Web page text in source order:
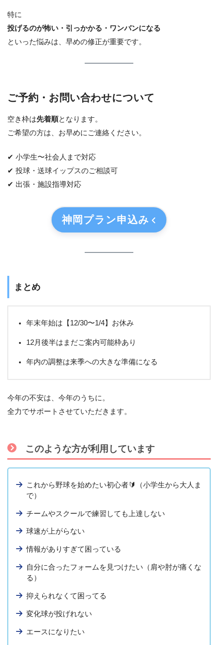
特に
投げるのが怖い・引っかかる・ワンバンになる
といった悩みは、早めの修正が重要です。
ご予約・お問い合わせについて
空き枠は先着順となります。
ご希望の方は、お早めにご連絡ください。
✔ 小学生〜社会人まで対応
✔ 投球・送球イップスのご相談可
✔ 出張・施設指導対応
神岡プラン申込み
まとめ
年末年始は【12/30〜1/4】お休み
12月後半はまだご案内可能枠あり
年内の調整は来季への大きな準備になる
今年の不安は、今年のうちに。
全力でサポートさせていただきます。
このような方が利用しています
これから野球を始めたい初心者🔰（小学生から大人ま
で）
チームやスクールで練習しても上達しない
球速が上がらない
情報がありすぎて困っている
自分に合ったフォームを見つけたい（肩や肘が痛くな
る）
抑えられなくて困ってる
変化球が投げれない
エースになりたい